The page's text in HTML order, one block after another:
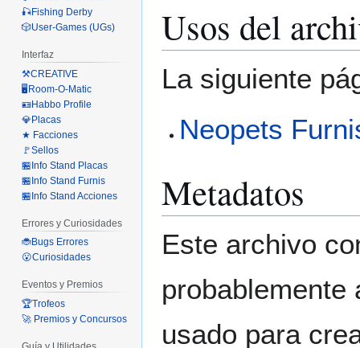
Usos del
La siguiente
Neopets
Metadatos
Este archivo
probablemente
usado para
🎣Fishing Derby
🎲User-Games (UGs)
Interfaz
⚒️CREATIVE
🖥️Room-O-Matic
🪪Habbo Profile
💎Placas
★ Facciones
🚩Sellos
🏪Info Stand Placas
🏪Info Stand Furnis
🏪Info Stand Acciones
Errores y Curiosidades
🐞Bugs Errores
😮Curiosidades
Eventos y Premios
🏆Trofeos
🚀 Premios y Concursos